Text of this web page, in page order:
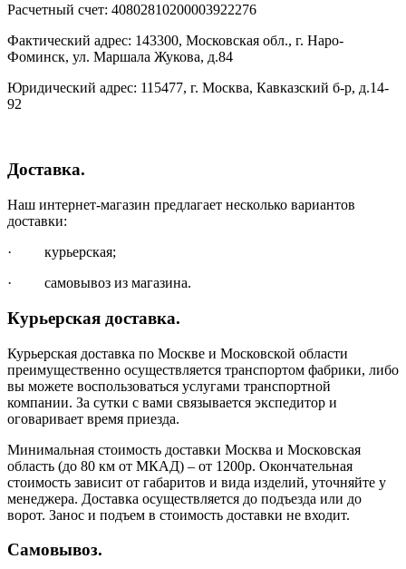
Расчетный счет: 40802810200003922276
Фактический адрес: 143300, Московская обл., г. Наро-
Фоминск, ул. Маршала Жукова, д.84
Юридический адрес: 115477, г. Москва, Кавказский б-р, д.14-
92
Доставка.
Наш интернет-магазин предлагает несколько вариантов
доставки:
· курьерская;
· самовывоз из магазина.
Курьерская доставка.
Курьерская доставка по Москве и Московской области
преимущественно осуществляется транспортом фабрики, либо
вы можете воспользоваться услугами транспортной
компании. За сутки с вами связывается экспедитор и
оговаривает время приезда.
Минимальная стоимость доставки Москва и Московская
область (до 80 км от МКАД) – от 1200р. Окончательная
стоимость зависит от габаритов и вида изделий, уточняйте у
менеджера. Доставка осуществляется до подъезда или до
ворот. Занос и подъем в стоимость доставки не входит.
Самовывоз.